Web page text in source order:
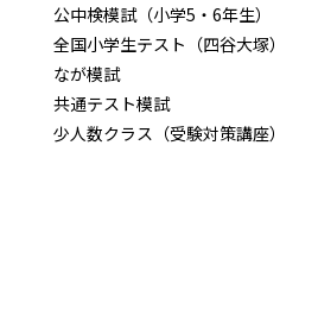
公中検模試（小学5・6年生）
全国小学生テスト（四谷大塚）
なが模試
共通テスト模試
少人数クラス（受験対策講座）